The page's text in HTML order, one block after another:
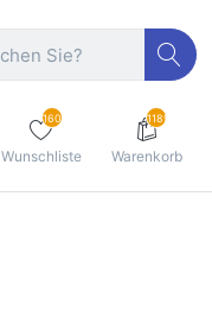
160
Wunschliste
1189
Warenkorb